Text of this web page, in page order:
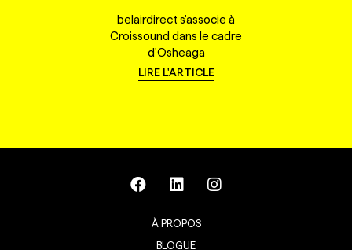
belairdirect s'associe à
Croissound dans le cadre
d'Osheaga
LIRE L'ARTICLE
À PROPOS
BLOGUE